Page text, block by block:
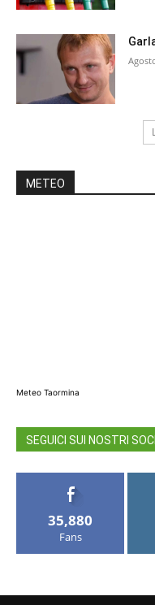
METEO
Meteo Taormina
SEGUICI SUI NOSTRI
35,880
Fans